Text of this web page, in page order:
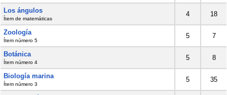
Los ángulos
Ítem de matemáticas
4 18
Zoología
Ítem número 5
5 7
Botánica
Ítem número 4
5 8
Biología marina
Ítem número 3
5 35